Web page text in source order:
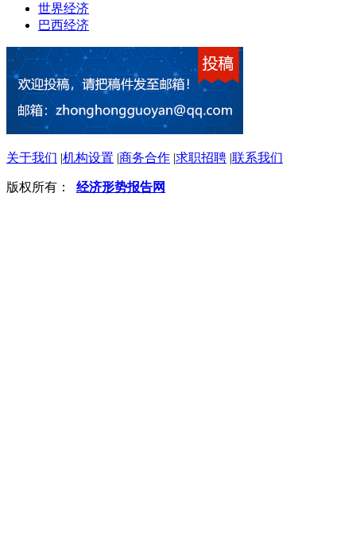
世界经济
巴西经济
关于我们 |机构设置 |商务合作 |求职招聘 |联系我们
版权所有： 经济形势报告网